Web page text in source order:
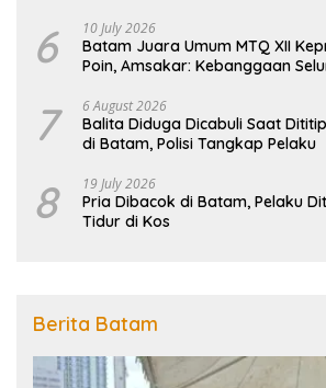
6 10 July 2026
Batam Juara Umum MTQ XII
Poin, Amsakar: Kebanggaan
7 6 August 2026
Balita Diduga Dicabuli Saat
di Batam, Polisi Tangkap Pelaku
8 19 July 2026
Pria Dibacok di Batam, Pelaku
Tidur di Kos
Berita Batam